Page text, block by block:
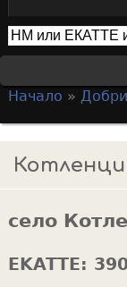
S
e
r
c
h
f
r
Т
ъ
с
и
o
u
r
e
Начало »
Котленци
село
EKATTE: